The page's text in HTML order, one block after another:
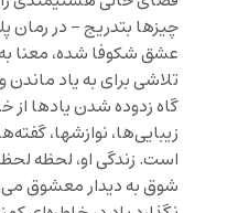
چیزها بتدریج – در رمان
عشق شکوفا شده،
تلاشی برای به یاد ماندن
گاه زدوده شدن یادها از
زیبایی‌ها، نوازشها،
است. زندگی او، لحظه
شوق به دیدار معشوق